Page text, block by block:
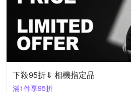
下殺95折⇓ 相機指定品
滿1件享95折